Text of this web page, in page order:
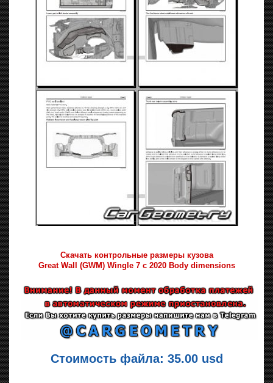
Скачать контрольные размеры кузова
Great Wall (GWM) Wingle 7 с 2020 Body dimensions
Стоимость файла: 35.00 usd